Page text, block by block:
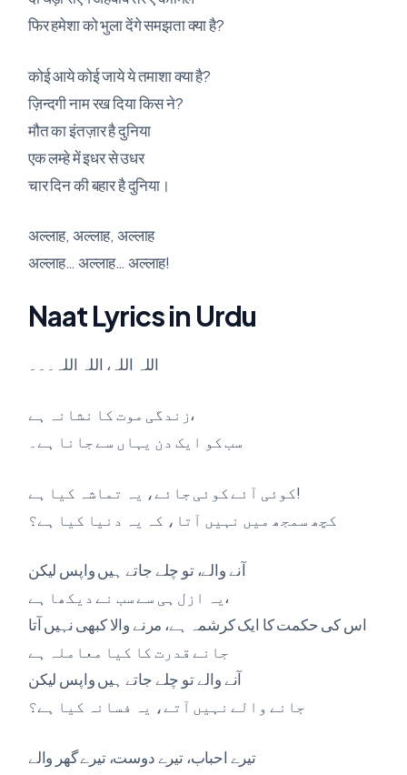
फिर हमेशा को भुला देंगे समझता क्या है?
कोई आये कोई जाये ये तमाशा क्या है?
ज़िन्दगी नाम रख दिया किस ने?
मौत का इंतज़ार है दुनिया
एक लम्हे में इधर से उधर
चार दिन की बहार है दुनिया।
अल्लाह, अल्लाह, अल्लाह
अल्लाह… अल्लाह… अल्लाह!
Naat Lyrics in Urdu
اللہ اللہ، اللہ اللہ۔۔۔
زندگی موت کا نشانہ ہے،
سب کو ایک دن یہاں سے جانا ہے۔
کوئی آئے کوئی جائے، یہ تماشہ کیا ہے!
کچھ سمجھ میں نہیں آتا، کہ یہ دنیا کیا ہے؟
آنے والے، تو چلے جاتے ہیں واپس لیکن
یہ ازل ہی سے سب نے دیکھا ہے،
اس کی حکمت کا ایک کرشمہ ہے، مرنے والا کبھی نہیں آتا
جانے قدرت کا کیا معاملہ ہے
آنے والے تو چلے جاتے ہیں واپس لیکن
جانے والے نہیں آتے، یہ فسانہ کیا ہے؟
تیرے احباب، تیرے دوست، تیرے گھر والے